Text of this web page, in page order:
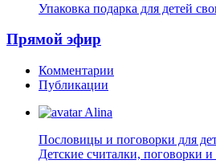
Упаковка подарка для детей
Прямой эфир
Комментарии
Публикации
Alina
Пословицы и поговорки для
Детские считалки, поговорки и